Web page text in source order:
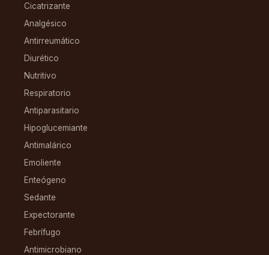
Cicatrizante
Analgésico
Antirreumático
Diurético
Nutritivo
Respiratorio
Antiparasitario
Hipoglucemiante
Antimalárico
Emoliente
Enteógeno
Sedante
Expectorante
Febrífugo
Antimicrobiano